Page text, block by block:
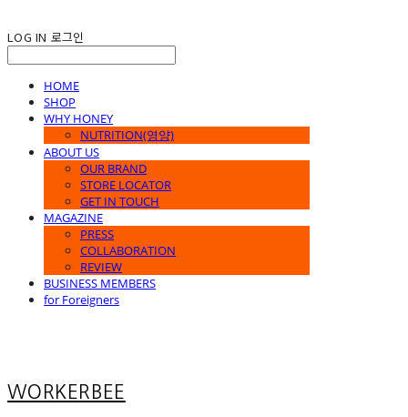
LOG IN 로그인
HOME
SHOP
WHY HONEY
NUTRITION(영양)
ABOUT US
OUR BRAND
STORE LOCATOR
GET IN TOUCH
MAGAZINE
PRESS
COLLABORATION
REVIEW
BUSINESS MEMBERS
for Foreigners
WORKERBEE